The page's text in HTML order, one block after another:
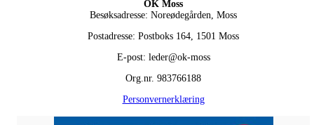
OK Moss
Besøksadresse: Noreødegården, Moss
Postadresse: Postboks 164, 1501 Moss
E-post: leder@ok-moss
Org.nr. 983766188
Personvernerklæring